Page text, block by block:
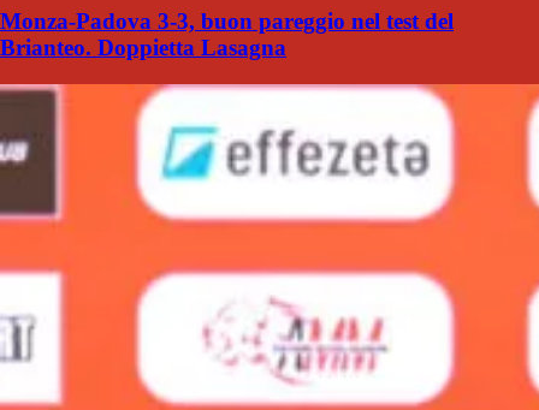
Monza-Padova 3-3, buon pareggio nel test del
Brianteo. Doppietta Lasagna